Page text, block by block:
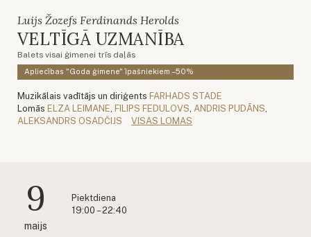
Luijs Žozefs Ferdinands Herolds
VELTĪGĀ UZMANĪBA
Balets visai ģimenei trīs daļās
Apliecības "Goda ģimene" īpašniekiem –50%
Muzikālais vadītājs un diriģents FARHADS STADE
Lomās ELZA LEIMANE FILIPS FEDULOVS ANDRIS PUDĀNS
ALEKSANDRS OSADČIJS
VISAS LOMAS
9
maijs
Piektdiena
19:00 – 22:40